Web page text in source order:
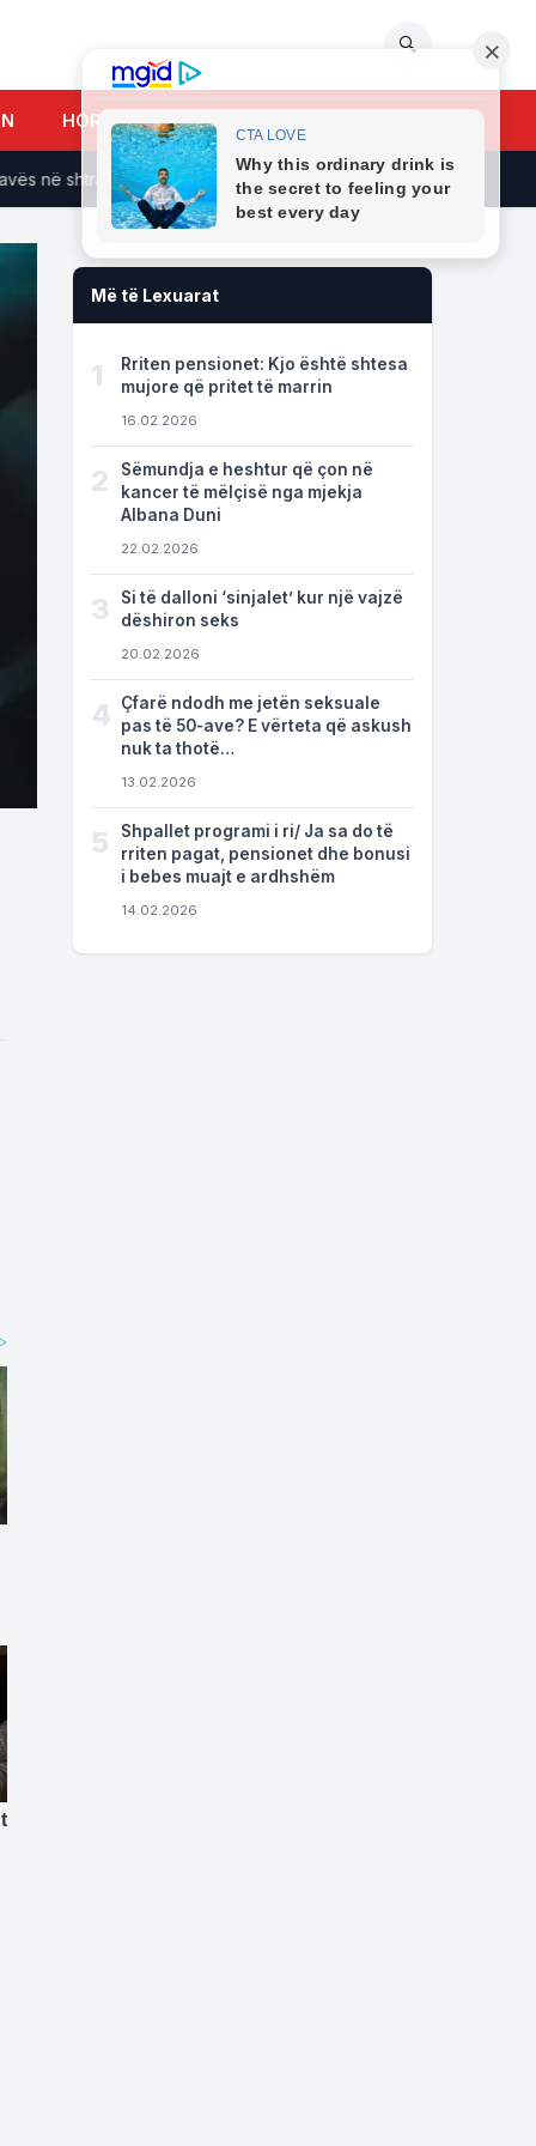
🔍
HOROSKOPI
shtrat, a jeni mes 4 shenjave të bekuara nga yjet?
Më të Lexuarat
1
Rriten pensionet: Kjo është shtesa
mujore që pritet të marrin
16.02.2026
2
Sëmundja e heshtur që çon në
kancer të mëlçisë nga mjekja
Albana Duni
22.02.2026
3
Si të dalloni ‘sinjalet’ kur një vajzë
dëshiron seks
20.02.2026
4
Çfarë ndodh me jetën seksuale
pas të 50-ave? E vërteta që askush
nuk ta thotë…
13.02.2026
5
Shpallet programi i ri/ Ja sa do të
rriten pagat, pensionet dhe bonusi
i bebes muajt e ardhshëm
14.02.2026